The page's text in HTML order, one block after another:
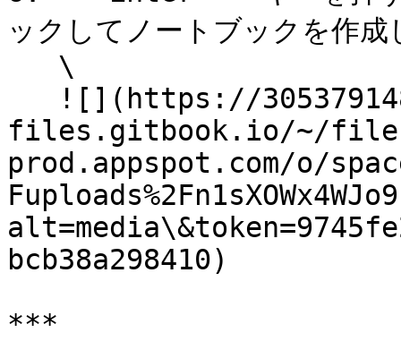
ックしてノートブックを作
files.gitbook.io/~/
prod.appspot.com/o/
bcb38a298410)
***